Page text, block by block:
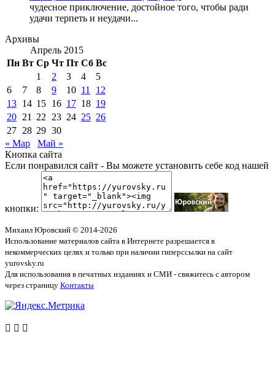
чудесное приключение, достойное того, чтобы ради
удачи терпеть и неудачи...
Архивы
Апрель 2015
Пн Вт Ср Чт Пт Сб Вс
1
2 3 4
5
6
7 8 9 10 11
12
13 14 15 16 17 18 19
20 21 22 23 24 25 26
27 28 29 30
« Мар
Май »
Кнопка сайта
Если понравился сайт - Вы можете установить себе код нашей
кнопки:
Михаил Юровский © 2014-2026
Использование материалов сайта в Интернете разрешается в
некоммерческих целях и только при наличии гиперссылки на сайт
yurovsky.ru
Для использования в печатных изданиях и СМИ - свяжитесь с автором
через страницу Контакты
  